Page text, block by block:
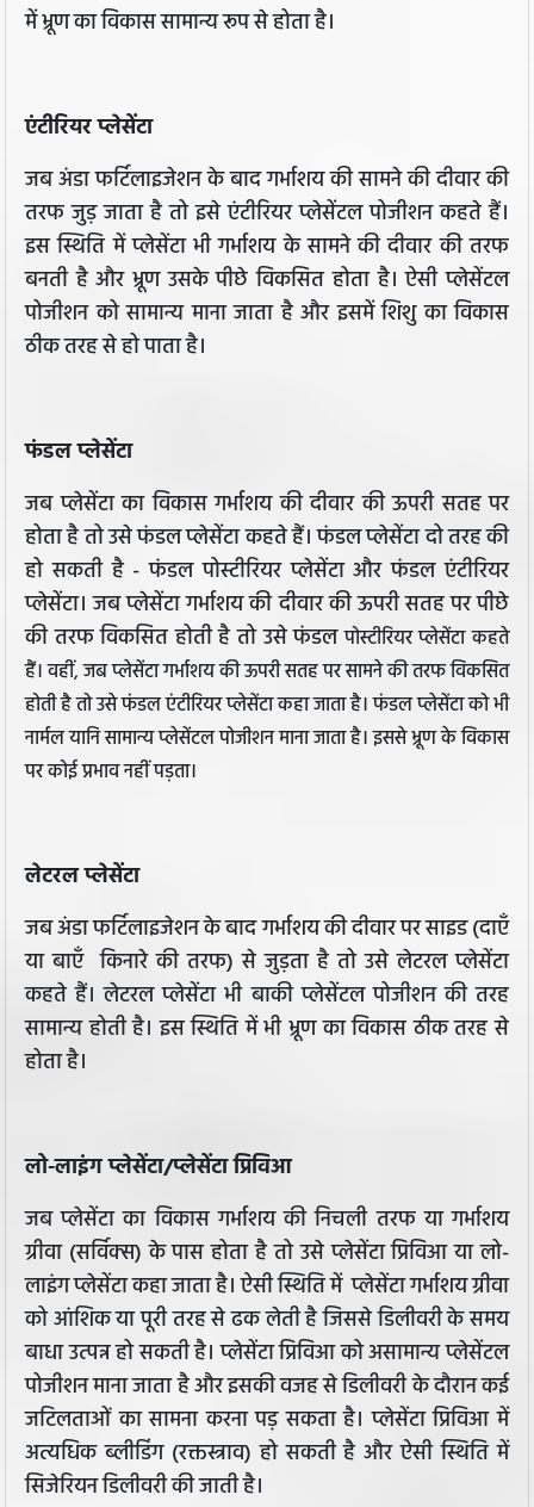
में भ्रूण का विकास सामान्य रूप से होता है।
एंटीरियर प्लेसेंटा
जब अंडा फर्टिलाइजेशन के बाद गर्भाशय की सामने की दीवार की
तरफ जुड़ जाता है तो इसे एंटीरियर प्लेसेंटल पोजीशन कहते हैं।
इस स्थिति में प्लेसेंटा भी गर्भाशय के सामने की दीवार की तरफ
बनती है और भ्रूण उसके पीछे विकसित होता है। ऐसी प्लेसेंटल
पोजीशन को सामान्य माना जाता है और इसमें शिशु का विकास
ठीक तरह से हो पाता है।
फंडल प्लेसेंटा
जब प्लेसेंटा का विकास गर्भाशय की दीवार की ऊपरी सतह पर
होता है तो उसे फंडल प्लेसेंटा कहते हैं। फंडल प्लेसेंटा दो तरह की
हो सकती है - फंडल पोस्टीरियर प्लेसेंटा और फंडल एंटीरियर
प्लेसेंटा। जब प्लेसेंटा गर्भाशय की दीवार की ऊपरी सतह पर पीछे
की तरफ विकसित होती है तो उसे फंडलपोस्टीरियर प्लेसेंटा कहते
हैं। वहीं, जब प्लेसेंटा गर्भाशय की ऊपरी सतह पर सामने की तरफ विकसित
होती है तो उसे फंडल एंटीरियर प्लेसेंटा कहा जाता है।फंडल प्लेसेंटा को भी
नार्मल यानि सामान्य प्लेसेंटल पोजीशन माना जाता है। इससे भ्रूण के विकास
पर कोई प्रभाव नहीं पड़ता।
लेटरल प्लेसेंटा
जब अंडा फर्टिलाइजेशन के बाद गर्भाशय की दीवार पर साइड (दाएँ
या बाएँ किनारे की तरफ) से जुड़ता है तो उसे लेटरल प्लेसेंटा
कहते हैं। लेटरल प्लेसेंटा भी बाकी प्लेसेंटल पोजीशन की तरह
सामान्य होती है। इस स्थिति में भी भ्रूण का विकास ठीक तरह से
होता है।
लो-लाइंग प्लेसेंटा/प्लेसेंटा प्रिविआ
जब प्लेसेंटा का विकास गर्भाशय की निचली तरफ या गर्भाशय
ग्रीवा (सर्विक्स) के पास होता है तो उसे प्लेसेंटा प्रिविआ या लो-
लाइंग प्लेसेंटा कहा जाता है। ऐसी स्थिति में प्लेसेंटा गर्भाशय ग्रीवा
को आंशिक या पूरी तरह से ढक लेती है जिससे डिलीवरी के समय
बाधा उत्पन्न हो सकती है। प्लेसेंटा प्रिविआ को असामान्य प्लेसेंटल
पोजीशन माना जाता है और इसकी वजह से डिलीवरी के दौरान कई
जटिलताओं का सामना करना पड़ सकता है। प्लेसेंटा प्रिविआ में
अत्यधिक ब्लीडिंग (रक्तस्त्राव) हो सकती है और ऐसी स्थिति में
सिजेरियन डिलीवरी की जाती है।